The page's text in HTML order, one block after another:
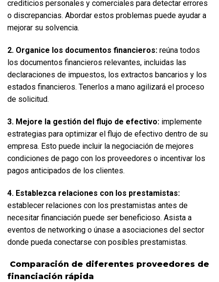
crediticios personales y comerciales para detectar errores
o discrepancias. Abordar estos problemas puede ayudar a
mejorar su solvencia.
2. Organice los documentos financieros: reúna todos
los documentos financieros relevantes, incluidas las
declaraciones de impuestos, los extractos bancarios y los
estados financieros. Tenerlos a mano agilizará el proceso
de solicitud.
3. Mejore la gestión del flujo de efectivo: implemente
estrategias para optimizar el flujo de efectivo dentro de su
empresa. Esto puede incluir la negociación de mejores
condiciones de pago con los proveedores o incentivar los
pagos anticipados de los clientes.
4. Establezca relaciones con los prestamistas:
establecer relaciones con los prestamistas antes de
necesitar financiación puede ser beneficioso. Asista a
eventos de networking o únase a asociaciones del sector
donde pueda conectarse con posibles prestamistas.
financiación rápida